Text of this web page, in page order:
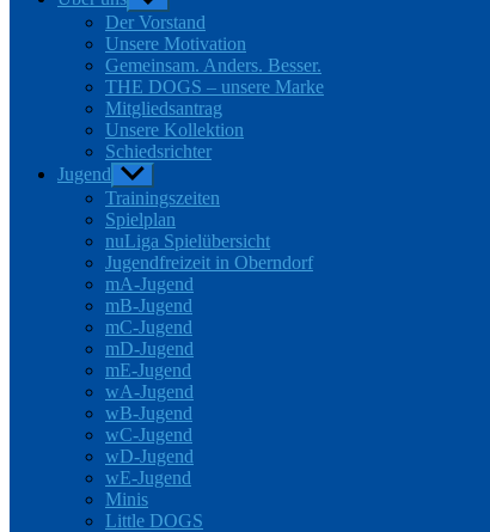
anzeigen
Der Vorstand
Unsere Motivation
Gemeinsam. Anders. Besser.
THE DOGS – unsere Marke
Mitgliedsantrag
Unsere Kollektion
Schiedsrichter
Jugend Untermenü
anzeigen
Trainingszeiten
Spielplan
nuLiga Spielübersicht
Jugendfreizeit in Oberndorf
mA-Jugend
mB-Jugend
mC-Jugend
mD-Jugend
mE-Jugend
wA-Jugend
wB-Jugend
wC-Jugend
wD-Jugend
wE-Jugend
Minis
Little DOGS